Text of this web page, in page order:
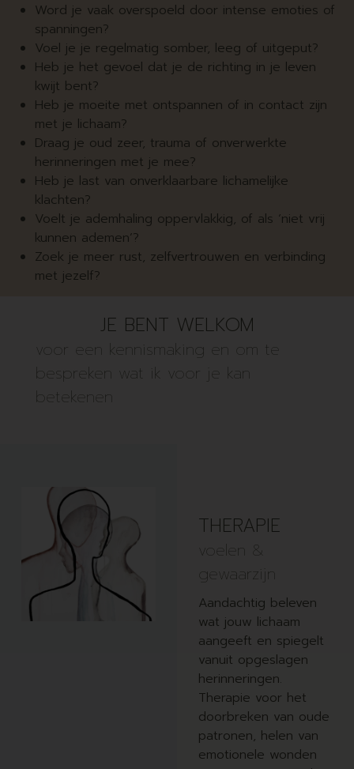
Word je vaak overspoeld door intense emoties of
spanningen?
Voel je je regelmatig somber, leeg of uitgeput?
Heb je het gevoel dat je de richting in je leven
kwijt bent?
Heb je moeite met ontspannen of in contact zijn
met je lichaam?
Draag je oud zeer, trauma of onverwerkte
herinneringen met je mee?
Heb je last van onverklaarbare lichamelijke
klachten?
Voelt je ademhaling oppervlakkig, of als ‘niet vrij
kunnen ademen’?
Zoek je meer rust, zelfvertrouwen en verbinding
met jezelf?
JE BENT WELKOM
voor een kennismaking en om te
bespreken wat ik voor je kan
betekenen
THERAPIE
voelen &
gewaarzijn
Aandachtig beleven
wat jouw lichaam
aangeeft en spiegelt
vanuit opgeslagen
herinneringen.
Therapie voor het
doorbreken van oude
patronen, helen van
emotionele wonden